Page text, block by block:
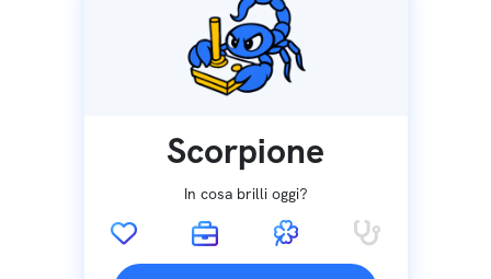
Scorpione
In cosa brilli oggi?